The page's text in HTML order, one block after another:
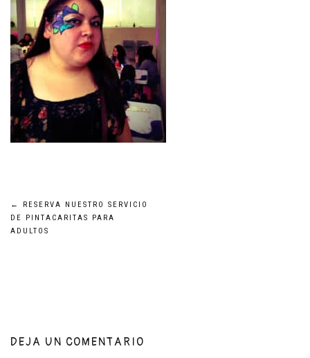
Navegación
de
←
RESERVA NUESTRO SERVICIO
DE PINTACARITAS PARA
ADULTOS
DEJA UN COMENTARIO